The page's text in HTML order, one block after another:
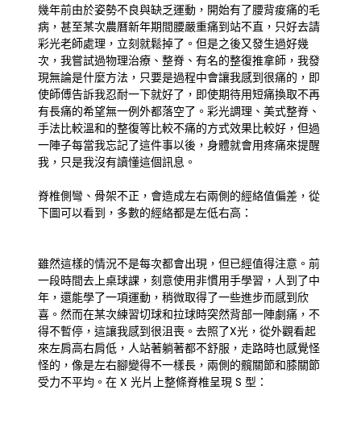
幾年前由於姿勢不良與缺乏運動，開始有了腰背痠痛的毛
病，甚至某次農曆新年期間腰嚴重痛到站不直，只好去請
彩光老師處理，立刻就鬆掉了。但是之後又發生過好幾
次，我嘗試過物理治療、整脊、有名的整復推拿師，我發
現無論是什麼方法，只要是過程中會讓我感到很痛的，即
使師傅告訴我忍耐一下就好了，即使期待用短痛換取不再
有長痛的希望無一例外都落空了。彩光調理、美式整脊、
手法比較溫和的整復等比較不痛的方式效果比較好，但過
一陣子每當我忘記了這件事以後，身體就會用疼痛來提醒
我，只是我沒有讀懂這個訊息。
脊椎側彎、骨架不正，會造成左右兩側的經絡值偏差，從
下圖可以看到，多數的經絡都是左低右高：
雖然這樣的情況不是每次都會出現，但已經值得注意。前
一段時間去上桌球課，刻意使用非慣用手學習，人到了中
年，還能學了一項運動，稍微取得了一些進步而感到欣
喜。然而在某次練習切球和拉球時突然背部一陣劇痛，不
得不暫停，這讓我感到很沮喪。去照了X光，從外觀看起
來左肩高右肩低，人站著躺著都不舒服，走路時也感覺怪
怪的，像是左右腳變得不一樣長，兩側的髖關節和膝關節
受力不平均。在 X 光片上整條脊椎呈現 S 型：